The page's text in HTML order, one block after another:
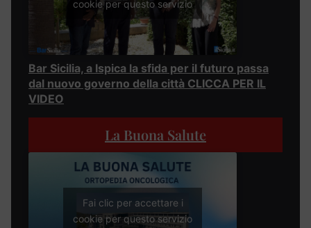
cookie per questo servizio
Bar Sicilia, a Ispica la sfida per il futuro passa
dal nuovo governo della città CLICCA PER IL
VIDEO
La Buona Salute
Fai clic per accettare i
cookie per questo servizio